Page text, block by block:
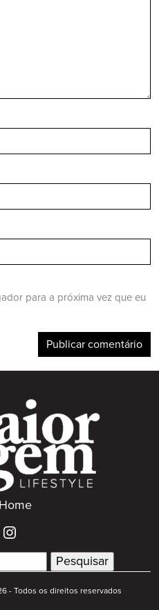
para a próxima vez que eu
Home
- Todos os direitos reservados